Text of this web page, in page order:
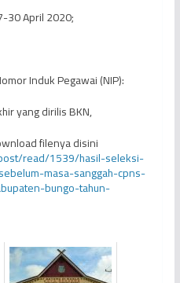
30 April 2020;
Induk Pegawai (NIP):
yang dirilis BKN,
filenya disini
read/1539/hasil-seleksi-
masa-sanggah-cpns-
bungo-tahun-